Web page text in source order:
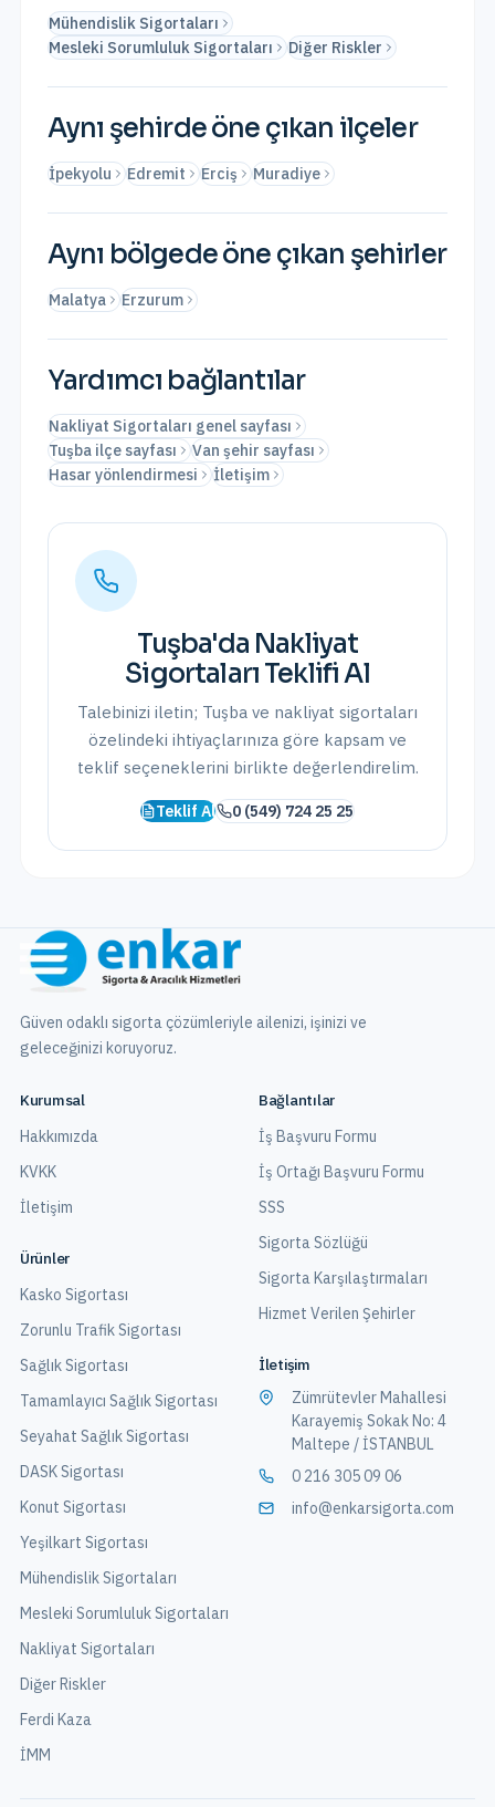
Mühendislik Sigortaları
Mesleki Sorumluluk Sigortaları
Diğer Riskler
Aynı şehirde öne çıkan ilçeler
İpekyolu Edremit Erciş Muradiye
Aynı bölgede öne çıkan şehirler
Malatya Erzurum
Yardımcı bağlantılar
Nakliyat Sigortaları genel sayfası
Tuşba ilçe sayfası
Van şehir sayfası
Hasar yönlendirmesi
İletişim
Tuşba'da Nakliyat
Sigortaları Teklifi Al
Talebinizi iletin; Tuşba ve nakliyat sigortaları
özelindeki ihtiyaçlarınıza göre kapsam ve
teklif seçeneklerini birlikte değerlendirelim.
Teklif Al 0 (549) 724 25 25
Güven odaklı sigorta çözümleriyle ailenizi, işinizi ve
geleceğinizi koruyoruz.
Kurumsal
Hakkımızda
KVKK
İletişim
Ürünler
Kasko Sigortası
Zorunlu Trafik Sigortası
Sağlık Sigortası
Tamamlayıcı Sağlık Sigortası
Seyahat Sağlık Sigortası
DASK Sigortası
Konut Sigortası
Yeşilkart Sigortası
Mühendislik Sigortaları
Mesleki Sorumluluk Sigortaları
Nakliyat Sigortaları
Diğer Riskler
Ferdi Kaza
İMM
Bağlantılar
İş Başvuru Formu
İş Ortağı Başvuru Formu
SSS
Sigorta Sözlüğü
Sigorta Karşılaştırmaları
Hizmet Verilen Şehirler
İletişim
Zümrütevler Mahallesi
Karayemiş Sokak No: 4
Maltepe / İSTANBUL
0 216 305 09 06
info@enkarsigorta.com